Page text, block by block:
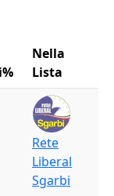
Nella
Lista
Rete
Liberal
Sgarbi